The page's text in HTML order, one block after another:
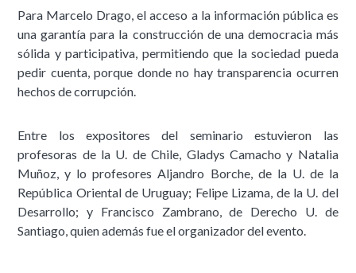
Para Marcelo Drago, el acceso a la información pública es
una garantía para la construcción de una democracia más
sólida y participativa, permitiendo que la sociedad pueda
pedir cuenta, porque donde no hay transparencia ocurren
hechos de corrupción.
Entre los expositores del seminario estuvieron las
profesoras de la U. de Chile, Gladys Camacho y Natalia
Muñoz, y lo profesores Aljandro Borche, de la U. de la
República Oriental de Uruguay; Felipe Lizama, de la U. del
Desarrollo; y Francisco Zambrano, de Derecho U. de
Santiago, quien además fue el organizador del evento.